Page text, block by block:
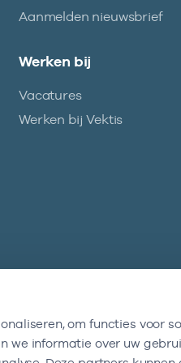
om functies voor
we informatie over uw
Aanmelden nieuwsbrief
Werken bij
Vacatures
Werken bij Vektis
van al onze